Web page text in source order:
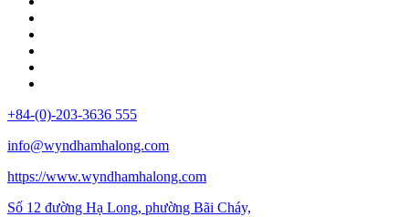
+84-(0)-203-3636 555
info@wyndhamhalong.com
https://www.wyndhamhalong.com
Số 12 đường Hạ Long, phường Bãi Cháy,